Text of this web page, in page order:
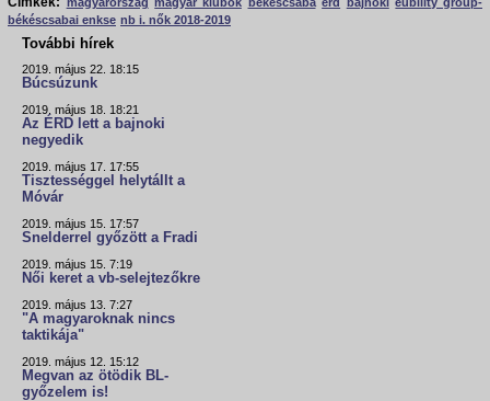
békéscsabai enkse nb i. nők 2018-2019
További hírek
2019. május 22. 18:15
Búcsúzunk
2019. május 18. 18:21
Az ÉRD lett a bajnoki
negyedik
2019. május 17. 17:55
Tisztességgel helytállt a
Móvár
2019. május 15. 17:57
Snelderrel győzött a Fradi
2019. május 15. 7:19
Női keret a vb-selejtezőkre
2019. május 13. 7:27
"A magyaroknak nincs
taktikája"
2019. május 12. 15:12
Megvan az ötödik BL-
győzelem is!